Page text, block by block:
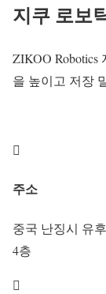
지쿠 로보
ZIKOO
을 높이고 저장

주소
중국 난징시 유
4층
